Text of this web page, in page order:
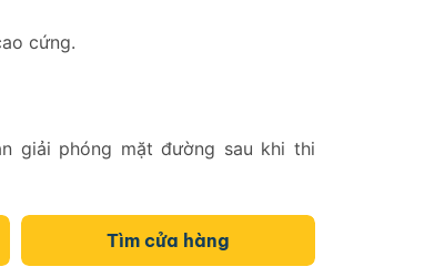
cứng.
giải phóng mặt đường sau khi thi
Tìm cửa hàng